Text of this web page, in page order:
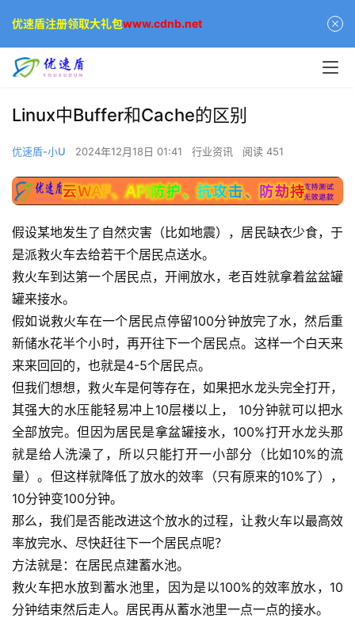
Linux中Buffer和Cache的区别
优速盾-小U 2024年12月18日 01:41 行业资讯 阅读 451
假设某地发生了自然灾害（比如地震），居民缺衣少食，于
是派救火车去给若干个居民点送水。
救火车到达第一个居民点，开闸放水，老百姓就拿着盆盆罐
罐来接水。
假如说救火车在一个居民点停留100分钟放完了水，然后重
新储水花半个小时，再开往下一个居民点。这样一个白天来
来来回回的，也就是4-5个居民点。
但我们想想，救火车是何等存在，如果把水龙头完全打开，
其强大的水压能轻易冲上10层楼以上， 10分钟就可以把水
全部放完。但因为居民是拿盆罐接水，100%打开水龙头那
就是给人洗澡了，所以只能打开一小部分（比如10%的流
量）。但这样就降低了放水的效率（只有原来的10%了），
10分钟变100分钟。
那么，我们是否能改进这个放水的过程，让救火车以最高效
率放完水、尽快赶往下一个居民点呢？
方法就是：在居民点建蓄水池。
救火车把水放到蓄水池里，因为是以100%的效率放水，10
分钟结束然后走人。居民再从蓄水池里一点一点的接水。
优速盾注册领取大礼包www.cdnb.net